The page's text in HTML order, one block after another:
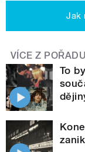
Jak
VÍCE Z POŘADU
To